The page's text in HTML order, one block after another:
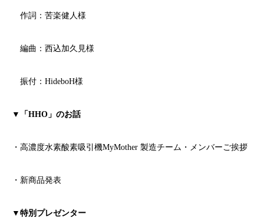
作詞：苦楽健人様
編曲：西込加久見様
振付：HideboH様
▼ 「HHO」のお話
・高濃度水素酸素吸引機MyMother 製造チーム・メンバーご挨拶
・新商品発表
▼ 特別プレゼンター